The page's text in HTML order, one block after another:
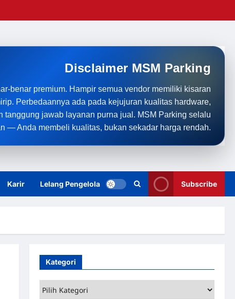
Disclaimer MSM Parking
benar premium. Hampir semua vendor memiliki kisaran
Perbedaannya ada pada kejujuran kualitas hardware,
tanggung jawab layanan purna jual. MSM Parking selalu
— Anda membeli kualitas, bukan sekadar harga rendah.
Karir Lelang Pengelola Subscribe
Kategori